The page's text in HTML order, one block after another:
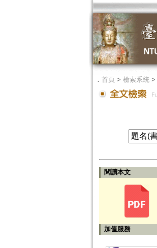
． 首頁> 檢索系統>
閱讀本文
加值服務